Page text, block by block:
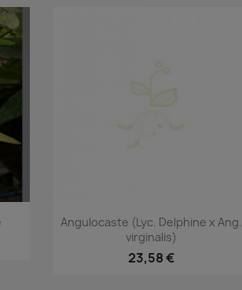
Aperçu rapide
Angulocaste (Lyc. Delphine x Ang.
virginalis)
23,58 €